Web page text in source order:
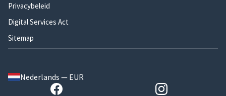
Privacybeleid
Digital Services Act
Sitemap
Nederlands — EUR